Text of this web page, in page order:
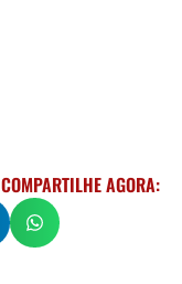
COMPARTILHE AGORA: